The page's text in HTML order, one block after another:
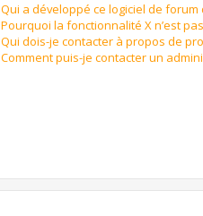
Qui a développé ce logiciel de forum
Pourquoi la fonctionnalité X n’est
Qui dois-je contacter à propos de
Comment puis-je contacter un